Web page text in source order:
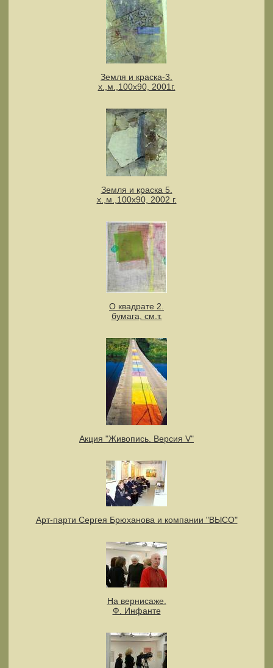
Земля и краска-3.
х.,м.,100х90, 2001г.
Земля и краска 5.
х.,м.,100х90, 2002 г.
О квадрате 2.
бумага, см.т.
Акция "Живопись. Версия V"
Арт-парти Сергея Брюханова и компании "ВЫСО"
На вернисаже.
Ф. Инфанте